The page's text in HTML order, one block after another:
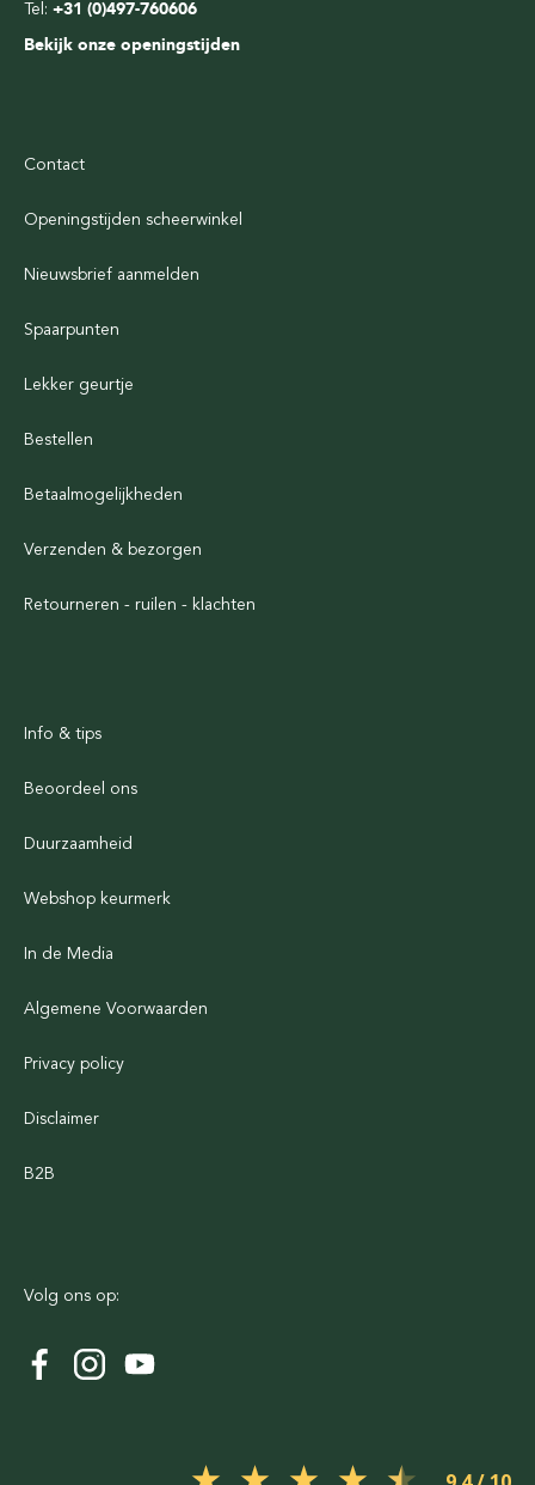
Tel: +31 (0)497-760606
Bekijk onze openingstijden
Contact
Openingstijden scheerwinkel
Nieuwsbrief aanmelden
Spaarpunten
Lekker geurtje
Bestellen
Betaalmogelijkheden
Verzenden & bezorgen
Retourneren - ruilen - klachten
Info & tips
Beoordeel ons
Duurzaamheid
Webshop keurmerk
In de Media
Algemene Voorwaarden
Privacy policy
Disclaimer
B2B
Volg ons op: